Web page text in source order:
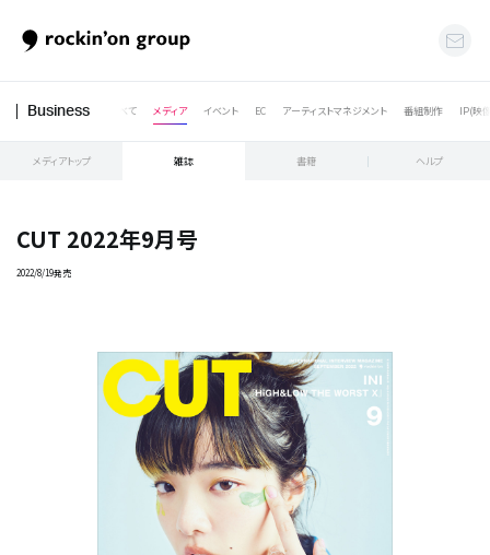
Business すべて メディア イベント EC アーティストマネジメント 番組制作 IP(映
メディアトップ 雑誌 書籍 ヘルプ
CUT 2022年9月号
2022/8/19発売